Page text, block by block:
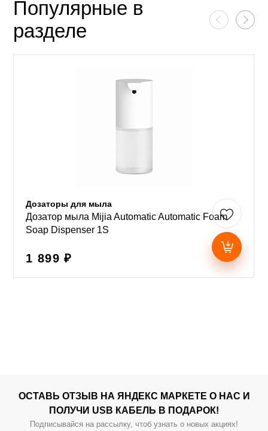
Популярные в
разделе
Дозаторы для мыла
Дозатор мыла Mijia Automatic Automatic Foam
Soap Dispenser 1S
1 899 ₽
ОСТАВЬ ОТЗЫВ НА ЯНДЕКС МАРКЕТЕ О НАС И
ПОЛУЧИ USB КАБЕЛЬ В ПОДАРОК!
Подписывайся на рассылку, чтоб узнать о новых акциях!